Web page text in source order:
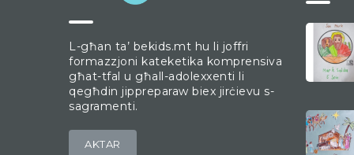
L-għan ta’ bekids.mt hu li joffri
formazzjoni kateketika komprensiva
għat-tfal u għall-adolexxenti li
qegħdin jippreparaw biex jirċievu s-
sagramenti.
AKTAR